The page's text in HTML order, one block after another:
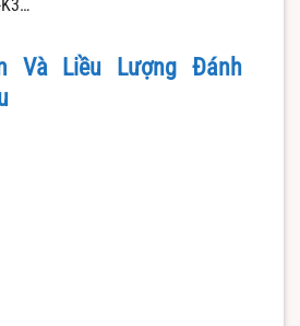
Và Liều Lượng Đánh